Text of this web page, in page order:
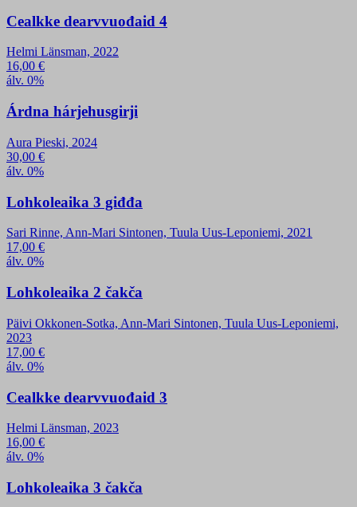
Cealkke dearvvuođaid 4
Helmi Länsman, 2022
16,00 €
álv. 0%
Árdna hárjehusgirji
Aura Pieski, 2024
30,00 €
álv. 0%
Lohkoleaika 3 giđđa
Sari Rinne, Ann-Mari Sintonen, Tuula Uus-Leponiemi, 2021
17,00 €
álv. 0%
Lohkoleaika 2 čakča
Päivi Okkonen-Sotka, Ann-Mari Sintonen, Tuula Uus-Leponiemi,
2023
17,00 €
álv. 0%
Cealkke dearvvuođaid 3
Helmi Länsman, 2023
16,00 €
álv. 0%
Lohkoleaika 3 čakča